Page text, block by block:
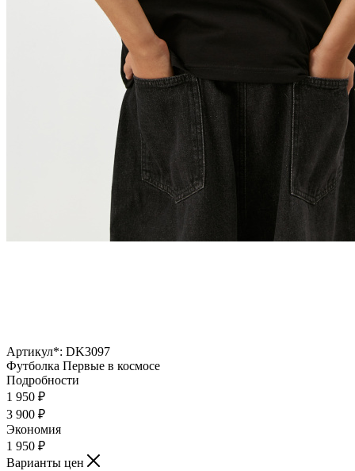
Артикул*: DK3097
Футболка Первые в космосе
Подробности
1 950 ₽
3 900 ₽
Экономия
1 950 ₽
Варианты цен